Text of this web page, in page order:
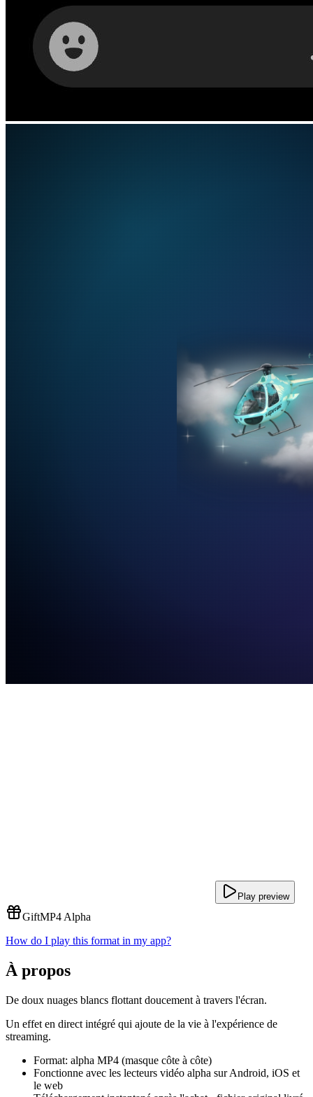
Play preview
GiftMP4 Alpha
How do I play this format in my app?
À propos
De doux nuages blancs flottant doucement à travers l'écran.
Un effet en direct intégré qui ajoute de la vie à l'expérience de
streaming.
Format: alpha MP4 (masque côte à côte)
Fonctionne avec les lecteurs vidéo alpha sur Android, iOS et
le web